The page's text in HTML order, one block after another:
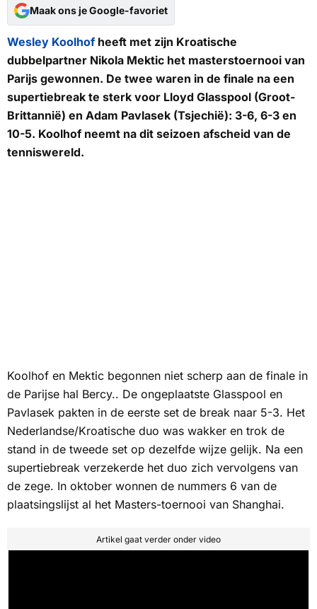
Maak ons je Google-favoriet
Wesley Koolhofheeft met zijn Kroatische
dubbelpartner Nikola Mektic het masterstoernooi van
Parijs gewonnen. De twee waren in de finale na een
supertiebreak te sterk voor Lloyd Glasspool (Groot-
Brittannië) en Adam Pavlasek (Tsjechië): 3-6, 6-3 en
10-5. Koolhof neemt na dit seizoen afscheid van de
tenniswereld.
Koolhof en Mektic begonnen niet scherp aan de finale in
de Parijse hal Bercy.. De ongeplaatste Glasspool en
Pavlasek pakten in de eerste set de break naar 5-3. Het
Nederlandse/Kroatische duo was wakker en trok de
stand in de tweede set op dezelfde wijze gelijk. Na een
supertiebreak verzekerde het duo zich vervolgens van
de zege. In oktober wonnen de nummers 6 van de
plaatsingslijst al het Masters-toernooi van Shanghai.
Artikel gaat verder onder video